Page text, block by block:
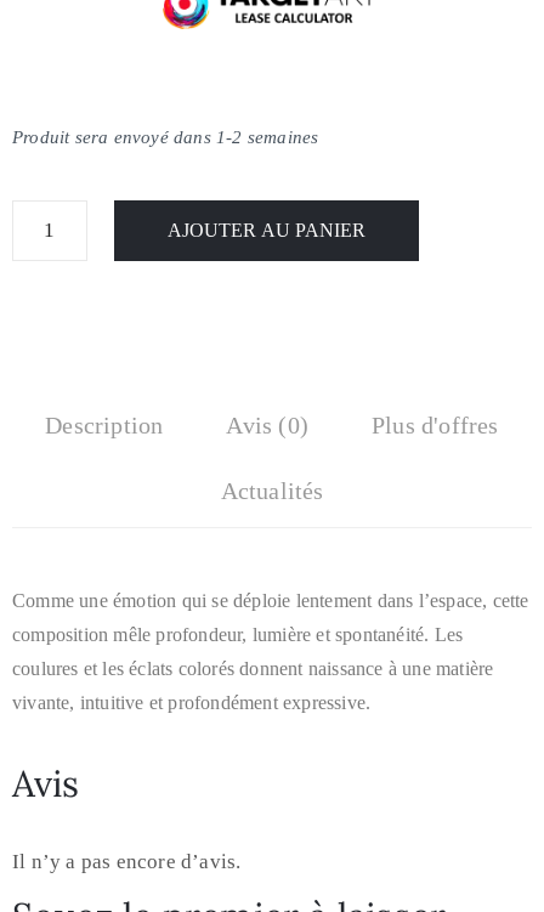
Produit sera envoyé dans 1-2 semaines
AJOUTER AU PANIER
Description Avis (0) Plus d'offres
Actualités
Comme une émotion qui se déploie lentement dans l’espace, cette
composition mêle profondeur, lumière et spontanéité. Les
coulures et les éclats colorés donnent naissance à une matière
vivante, intuitive et profondément expressive.
Avis
Il n’y a pas encore d’avis.